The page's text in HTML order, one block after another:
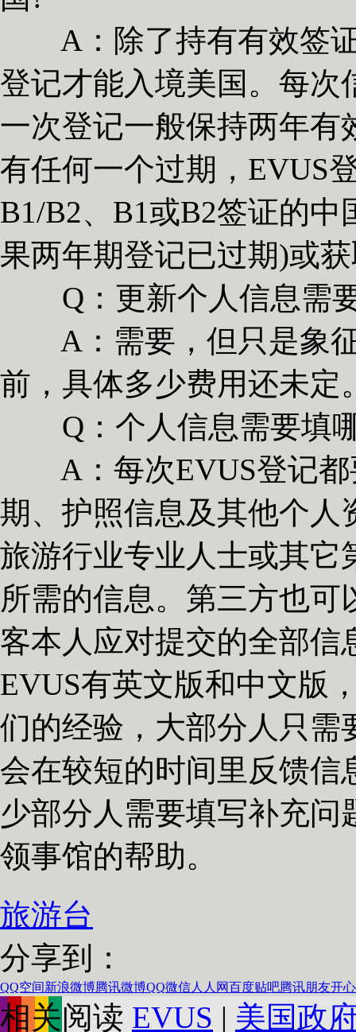
A：除了持有有效签证
登记才能入境美国。每次
一次登记一般保持两年有
有任何一个过期，EVUS
B1/B2、B1或B2签证的
果两年期登记已过期)或
Q：更新个人信息需
A：需要，但只是象征
前，具体多少费用还未定
Q：个人信息需要填哪
A：每次EVUS登记都
期、护照信息及其他个人
旅游行业专业人士或其它
所需的信息。第三方也
客本人应对提交的全部信
EVUS有英文版和中文版
们的经验，大部分人只需
会在较短的时间里反馈
少部分人需要填写补充
领事馆的帮助。
旅游台
分享到：
QQ空间新浪微博腾讯微博QQ微信人人网百度贴吧腾讯朋友开
相关阅读 EVUS | 美国政